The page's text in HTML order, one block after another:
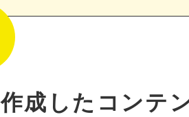
作成したコンテ